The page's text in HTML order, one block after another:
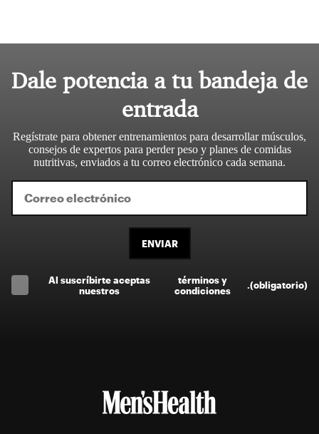
Dale potencia a tu bandeja de
entrada
Regístrate para obtener entrenamientos para desarrollar músculos,
consejos de expertos para perder peso y planes de comidas
nutritivas, enviados a tu correo electrónico cada semana.
ENVIAR
Al suscríbirte aceptas
nuestros
términos y
condiciones
.(obligatorio)